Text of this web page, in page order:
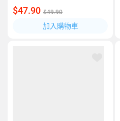
$47.90 $49.90
加入購物車